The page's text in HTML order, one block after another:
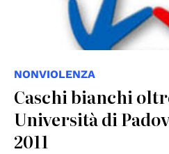
NONVIOLENZA
Caschi bianchi
Università di
2011